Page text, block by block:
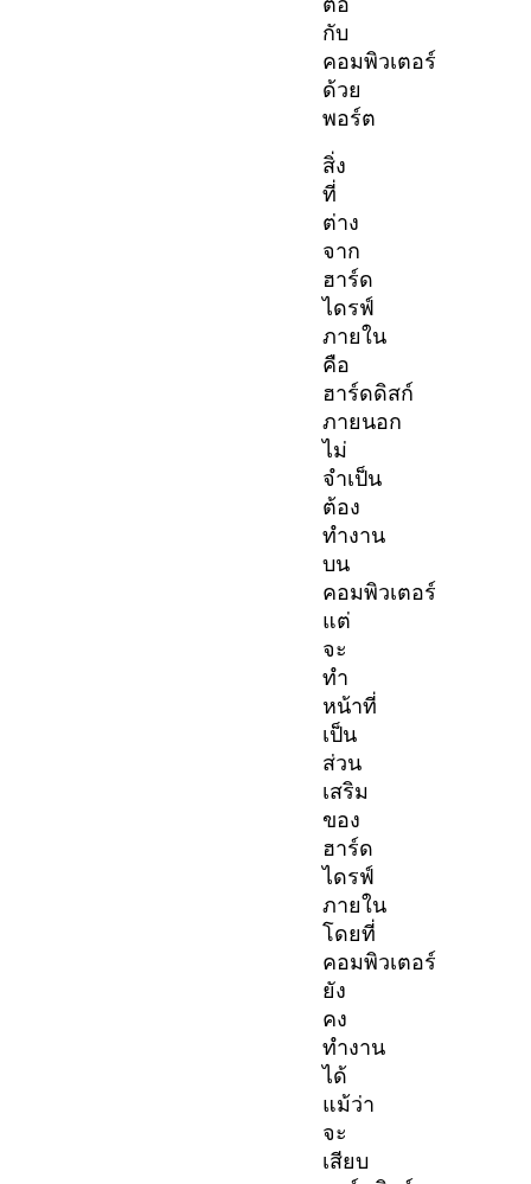
กับ
คอมพิวเตอร์
ด้วย
พอร์ต
สิ่ง
ที่
ต่าง
จาก
ฮาร์ด
ไดรฟ์
ภายใน
คือ
ฮาร์ดดิสก์
ภายนอก
ไม่
จำเป็น
ต้อง
ทำงาน
บน
คอมพิวเตอร์
แต่
จะ
ทำ
หน้าที่
เป็น
ส่วน
เสริม
ของ
ฮาร์ด
ไดรฟ์
ภายใน
โดยที่
คอมพิวเตอร์
ยัง
คง
ทำงาน
ได้
แม้ว่า
จะ
เสียบ